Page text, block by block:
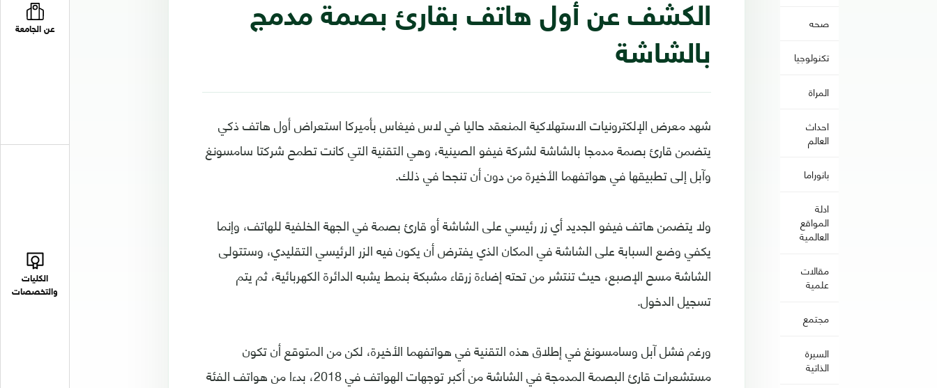
عن الجامعة
الكليات
والتخصصات
صحه
تكنولوجيا
المراة
احداث
العالم
بانوراما
ادلة
المواقع
العالمية
مقالات
علمية
مجتمع
السيرة
الذاتية
الكشف عن أول هاتف بقارئ بصمة مدمج
بالشاشة
شهد معرض الإلكترونيات الاستهلاكية المنعقد حاليا في لاس فيغاس بأميركا استعراض أول هاتف ذكي
يتضمن قارئ بصمة مدمجا بالشاشة لشركة فيفو الصينية، وهي التقنية التي كانت تطمح شركتا سامسونغ
وآبل إلى تطبيقها في هواتفهما الأخيرة من دون أن تنجحا في ذلك.
ولا يتضمن هاتف فيفو الجديد أي زر رئيسي على الشاشة أو قارئ بصمة في الجهة الخلفية للهاتف، وإنما
يكفي وضع السبابة على الشاشة في المكان الذي يفترض أن يكون فيه الزر الرئيسي التقليدي، وستتولى
الشاشة مسح الإصبع، حيث تنتشر من تحته إضاءة زرقاء مشبكة بنمط يشبه الدائرة الكهربائية، ثم يتم
تسجيل الدخول.
ورغم فشل آبل وسامسونغ في إطلاق هذه التقنية في هواتفهما الأخيرة، لكن من المتوقع أن تكون
مستشعرات قارئ البصمة المدمجة في الشاشة من أكبر توجهات الهواتف في 2018، بدءا من هواتف الفئة